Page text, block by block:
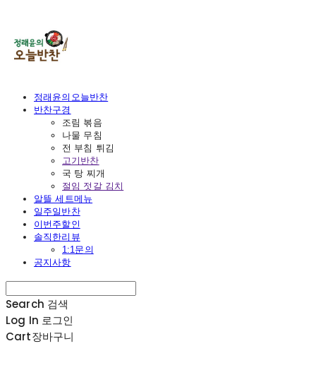
정래윤의오늘반찬
반찬구경
조림 볶음
나물 무침
전 부침 튀김
고기반찬
국 탕 찌개
절임 젓갈 김치
알뜰 세트메뉴
일주일반찬
이번주할인
솔직한리뷰
1:1문의
공지사항
Search 검색
Log In 로그인
Cart장바구니